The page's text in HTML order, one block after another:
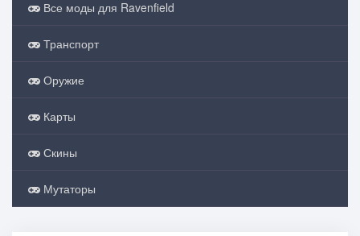
Все моды для Ravenfield
Транспорт
Оружие
Карты
Скины
Мутаторы